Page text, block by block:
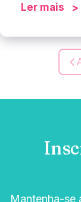
Ler mais
Mantenha-se